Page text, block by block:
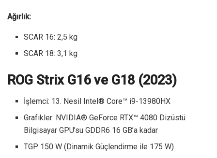
Ağırlık:
SCAR 16: 2,5 kg
SCAR 18: 3,1 kg
ROG Strix G16 ve G18 (2023)
İşlemci: 13. Nesil Intel® Core™ i9-13980HX
Grafikler: NVIDIA® GeForce RTX™ 4080 Dizüstü
Bilgisayar GPU’su GDDR6 16 GB’a kadar
TGP 150 W (Dinamik Güçlendirme ile 175 W)